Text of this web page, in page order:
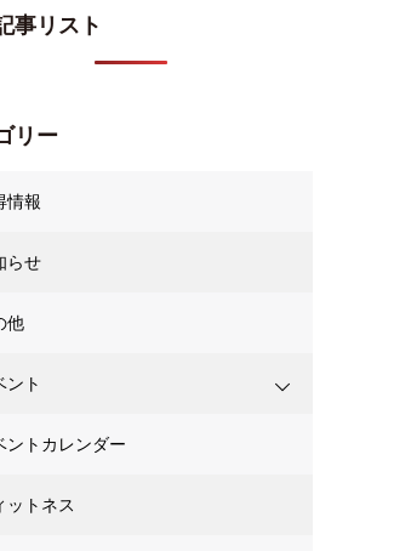
事リスト
リー
情報
らせ
他
ント
ントカレンダー
ットネス